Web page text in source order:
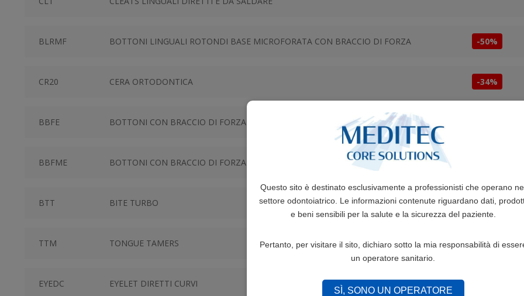
Questo sito è destinato esclusivamente a professionisti che operano
settore odontoiatrico. Le informazioni contenute riguardano dati,
e beni sensibili per la salute e la sicurezza del paziente.
Pertanto, per visitare il sito, dichiaro sotto la mia responsabilità di
un operatore sanitario.
SÌ, SONO UN OPERATORE
BLRMF BOTTONI LINGUALI ROTONDI BASE MICROFORATA CON BRACCIO DI FORZA -50%
CR20 CERA ORTODONTICA -34%
BBFE BOTTONI CON BRACCIO DI FORZA CURVO ESTETICI
BBFME BOTTONI CON BRACCIO DI FORZA MULTIDIREZIONALE DIRETTI ESTETICI
BTT BITE TURBO -50%
TTM TONGUE TAMERS -50%
EYEDC EYELET DIRETTI CURVI